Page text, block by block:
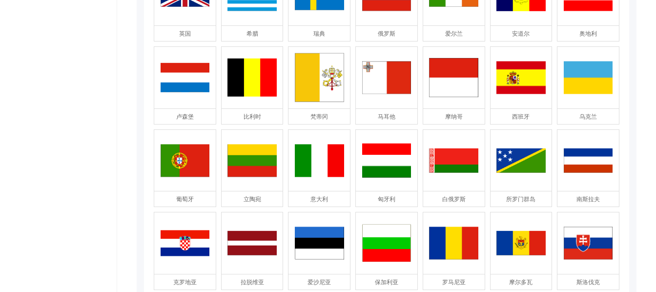
英国 希腊 瑞典 俄罗斯 爱尔兰 安道尔 奥地利
卢森堡 比利时 梵蒂冈 马耳他 摩纳哥 西班牙 乌克兰
葡萄牙 立陶宛 意大利 匈牙利 白俄罗斯 所罗门群岛 南斯拉夫
克罗地亚 拉脱维亚 爱沙尼亚 保加利亚 罗马尼亚 摩尔多瓦 斯洛伐克